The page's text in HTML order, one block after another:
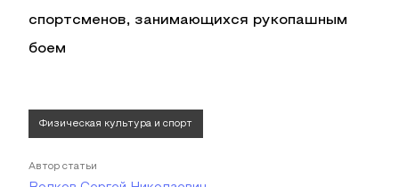
спортсменов, занимающихся рукопашным
боем
Физическая культура и спорт
Автор статьи